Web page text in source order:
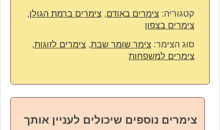
קטגוריה: צימרים באודם, צימרים ברמת הגולן,
צימרים בצפון
סוג הצימר: צימר שומר שבת, צימרים לזוגות,
צימרים למשפחות
צימרים נוספים שיכולים לעניין אותך